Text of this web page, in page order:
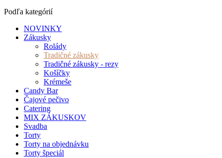
Podľa kategórií
NOVINKY
Zákusky
Rolády
Tradičné zákusky
Tradičné zákusky - rezy
Košíčky
Krémeše
Candy Bar
Čajové pečivo
Catering
MIX ZÁKUSKOV
Svadba
Torty
Torty na objednávku
Torty špeciál